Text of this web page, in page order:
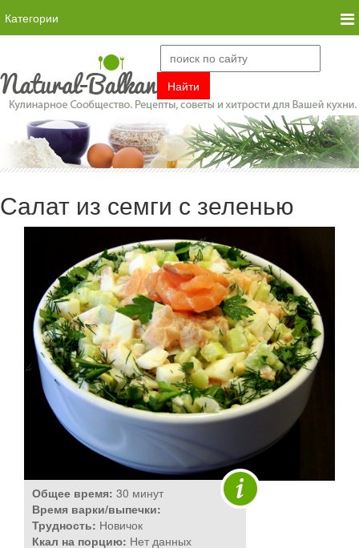
Категории
Салат из семги с зеленью
Общее время: 30 минут
Время варки/выпечки:
Трудность: Новичок
Ккал на порцию: Нет данных